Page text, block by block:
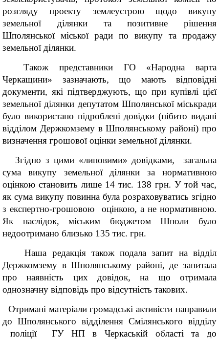
розгляду проекту землеустрою щодо викупу
земельної ділянки та позитивне рішення
Шполянської міської ради по викупу та продажу
земельної ділянки.
Також представники ГО «Народна варта
Черкащини» зазначають, що мають відповідні
документи, які підтверджують, що при купівлі цієї
земельної ділянки депутатом Шполянської міськради
було використано підроблені довідки (нібито видані
відділом Держкомзему в Шполянському районі) про
визначення грошової оцінки земельної ділянки.
Згідно з цими «липовими» довідками, загальна
сума викупу земельної ділянки за нормативною
оцінкою становить лише 14 тис. 138 грн. У той час,
як сума викупу повинна була розраховуватись згідно
з експертно-грошовою оцінкою, а не нормативною.
Як наслідок, міським бюджетом Шполи було
недоотримано близько 135 тис. грн.
Наша редакція також подала запит на відділ
Держкомзему в Шполянському районі, де запитала
про наявність цих довідок, на що отримала
однозначну відповідь про відсутність такових.
Отримані матеріали громадські активісти направили
до Шполянського відділення Смілянського відділу
поліції ГУ НП в Черкаській області та до